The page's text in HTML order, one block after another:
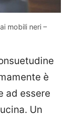
mobili neri –
è
ad essere
Un